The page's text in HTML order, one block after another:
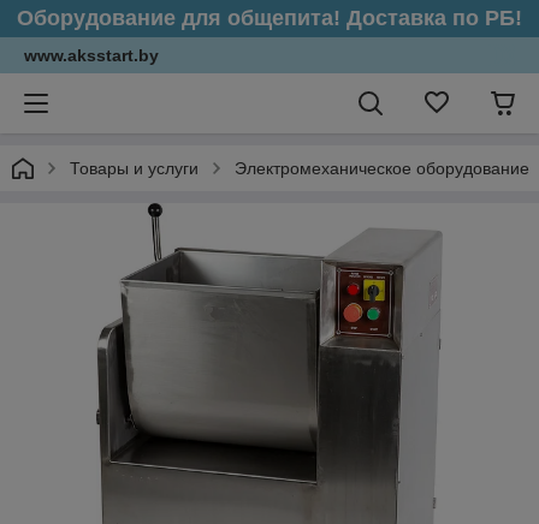
Оборудование для общепита! Доставка по РБ!
www.aksstart.by
Товары и услуги Электромеханическое оборудование